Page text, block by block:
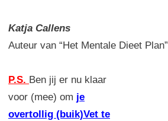
Katja Callens
Auteur van “Het Mentale Dieet Plan”
P.S. Ben jij er nu klaar
voor (mee) om je
overtollig (buik)Vet te